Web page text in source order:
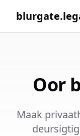
Oor
Maak